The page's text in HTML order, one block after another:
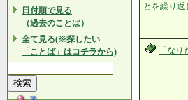
日付順で見る
（過去のことば）
全て見る(※探したい
「ことば」はコチラから)
とを繰り
「な